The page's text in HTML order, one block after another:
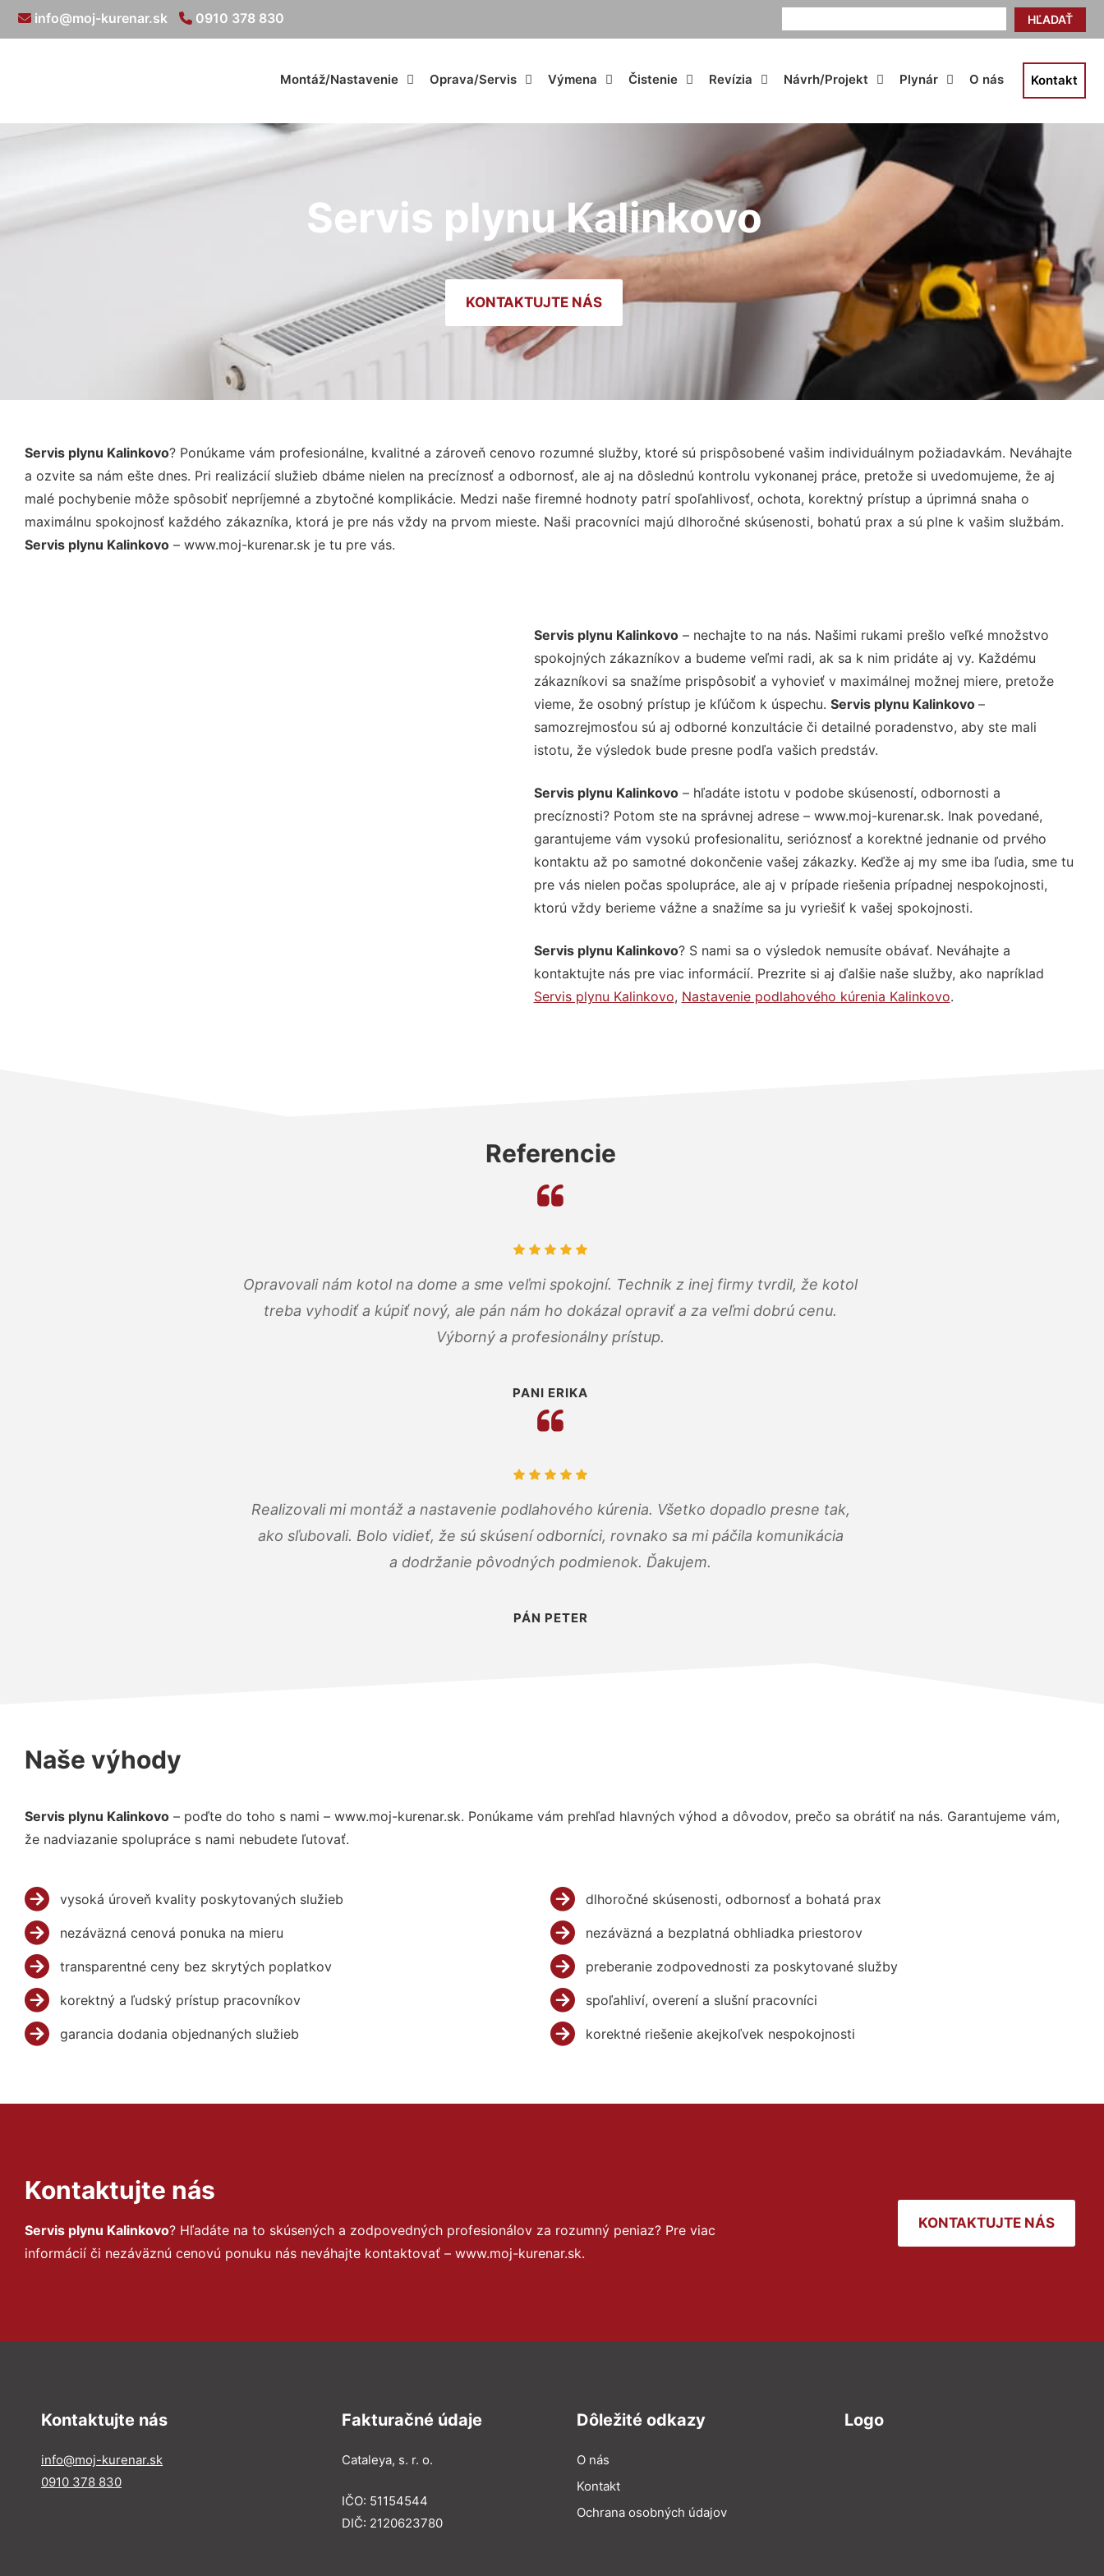
HĽADAŤ
info@moj-kurenar.sk 0910 378 830
Montáž/Nastavenie Oprava/Servis Výmena Čistenie Revízia Návrh/Projekt Plynár O nás Kontakt
Servis plynu Kalinkovo
KONTAKTUJTE NÁS
Servis plynu Kalinkovo? Ponúkame vám profesionálne, kvalitné a zároveň cenovo rozumné služby, ktoré sú prispôsobené vašim individuálnym požiadavkám. Neváhajte
a ozvite sa nám ešte dnes. Pri realizácií služieb dbáme nielen na precíznosť a odbornosť, ale aj na dôslednú kontrolu vykonanej práce, pretože si uvedomujeme, že aj
malé pochybenie môže spôsobiť nepríjemné a zbytočné komplikácie. Medzi naše firemné hodnoty patrí spoľahlivosť, ochota, korektný prístup a úprimná snaha o
maximálnu spokojnosť každého zákazníka, ktorá je pre nás vždy na prvom mieste. Naši pracovníci majú dlhoročné skúsenosti, bohatú prax a sú plne k vašim službám.
Servis plynu Kalinkovo – www.moj-kurenar.sk je tu pre vás.
Servis plynu Kalinkovo– nechajte to na nás. Našimi rukami prešlo veľké množstvo
spokojných zákazníkov a budeme veľmi radi, ak sa k nim pridáte aj vy. Každému
zákazníkovi sa snažíme prispôsobiť a vyhovieť v maximálnej možnej miere, pretože
vieme, že osobný prístup je kľúčom k úspechu. Servis plynu Kalinkovo –
samozrejmosťou sú aj odborné konzultácie či detailné poradenstvo, aby ste mali
istotu, že výsledok bude presne podľa vašich predstáv.
Servis plynu Kalinkovo– hľadáte istotu v podobe skúseností, odbornosti a
precíznosti? Potom ste na správnej adrese – www.moj-kurenar.sk. Inak povedané,
garantujeme vám vysokú profesionalitu, serióznosť a korektné jednanie od prvého
kontaktu až po samotné dokončenie vašej zákazky. Keďže aj my sme iba ľudia, sme tu
pre vás nielen počas spolupráce, ale aj v prípade riešenia prípadnej nespokojnosti,
ktorú vždy berieme vážne a snažíme sa ju vyriešiť k vašej spokojnosti.
Servis plynu Kalinkovo? S nami sa o výsledok nemusíte obávať. Neváhajte a
kontaktujte nás pre viac informácií. Prezrite si aj ďalšie naše služby, ako napríklad
Servis plynu Kalinkovo, Nastavenie podlahového kúrenia Kalinkovo.
Referencie
Opravovali nám kotol na dome a sme veľmi spokojní. Technik z inej firmy tvrdil, že kotol
treba vyhodiť a kúpiť nový, ale pán nám ho dokázal opraviť a za veľmi dobrú cenu.
Výborný a profesionálny prístup.
PANI ERIKA
Realizovali mi montáž a nastavenie podlahového kúrenia. Všetko dopadlo presne tak,
ako sľubovali. Bolo vidieť, že sú skúsení odborníci, rovnako sa mi páčila komunikácia
a dodržanie pôvodných podmienok. Ďakujem.
PÁN PETER
Naše výhody
Servis plynu Kalinkovo – poďte do toho s nami – www.moj-kurenar.sk. Ponúkame vám prehľad hlavných výhod a dôvodov, prečo sa obrátiť na nás. Garantujeme vám,
že nadviazanie spolupráce s nami nebudete ľutovať.
vysoká úroveň kvality poskytovaných služieb
nezáväzná cenová ponuka na mieru
transparentné ceny bez skrytých poplatkov
korektný a ľudský prístup pracovníkov
garancia dodania objednaných služieb
dlhoročné skúsenosti, odbornosť a bohatá prax
nezáväzná a bezplatná obhliadka priestorov
preberanie zodpovednosti za poskytované služby
spoľahliví, overení a slušní pracovníci
korektné riešenie akejkoľvek nespokojnosti
Kontaktujte nás
Servis plynu Kalinkovo? Hľadáte na to skúsených a zodpovedných profesionálov za rozumný peniaz? Pre viac
informácií či nezáväznú cenovú ponuku nás neváhajte kontaktovať – www.moj-kurenar.sk.
KONTAKTUJTE NÁS
Kontaktujte nás
info@moj-kurenar.sk
0910 378 830
Fakturačné údaje
Cataleya, s. r. o.
IČO: 51154544
DIČ: 2120623780
Dôležité odkazy
O nás
Kontakt
Ochrana osobných údajov
Logo